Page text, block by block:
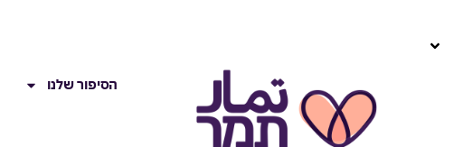
הסיפור שלנו